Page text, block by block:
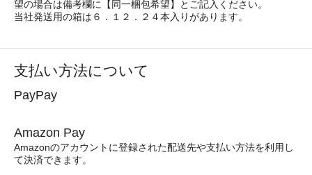
望の場合は備考欄に【同一梱包希望】とご記入ください。
当社発送用の箱は６．１２．２４本入りがあります。
支払い方法について
PayPay
Amazon Pay
Amazonのアカウントに登録された配送先や支払い方法を利用し
て決済できます。